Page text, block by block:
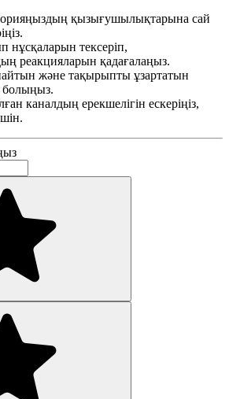
қызығушылықтарына сай
нұсқаларын тексеріп,
реакцияларын қадағалаңыз.
және тақырыпты ұзартатын
болыңыз.
каналдың ерекшелігін ескеріңіз,